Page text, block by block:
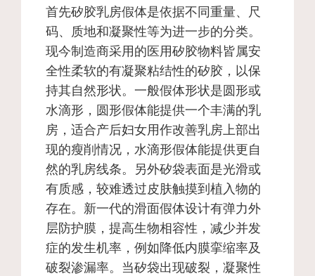
首先矽胶乳房假体是依据不同重量、尺
码、质地和凝聚性等为进一步的分类。
现今制造商采用的医用矽胶物料皆属安
全性柔软的有凝聚粘结性的矽胶，以保
持其自然形状。一般假体形状是圆形或
水滴形，圆形假体能提供一个丰满的乳
房，适合产后妇女用作改善乳房上部出
现的瘦削情况，水滴形假体能提供更自
然的乳房线条。另外矽袋表面是光滑或
有质感，较难透过皮肤触摸到植入物的
存在。新一代的滑面假体设计有弹力外
层防护膜，提高生物相容性，减少并发
症的发生机率，例如降低内膜挛缩率及
破裂渗漏率。当矽袋出现破裂，凝聚性